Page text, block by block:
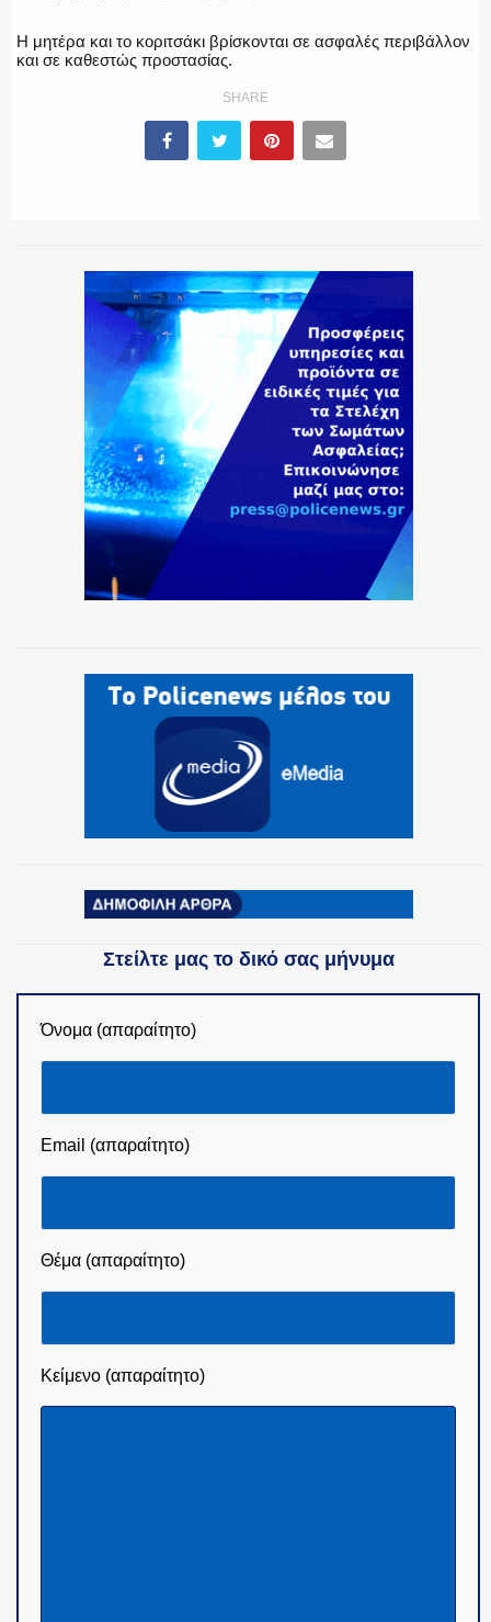
Η μητέρα και το κοριτσάκι βρίσκονται σε ασφαλές περιβάλλον
και σε καθεστώς προστασίας.
SHARE
Στείλτε μας το δικό σας μήνυμα
Όνομα (απαραίτητο)
Email (απαραίτητο)
Θέμα (απαραίτητο)
Κείμενο (απαραίτητο)